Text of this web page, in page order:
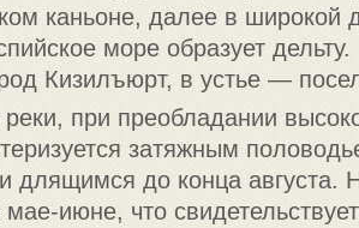
каньоне, далее в широкой
море образует
Кизилъюрт, в устье —
при преобладании
затяжным
длящимся до конца августа.
июне, что